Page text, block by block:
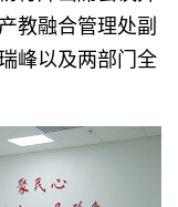
教融合管理处副
峰以及两部门全